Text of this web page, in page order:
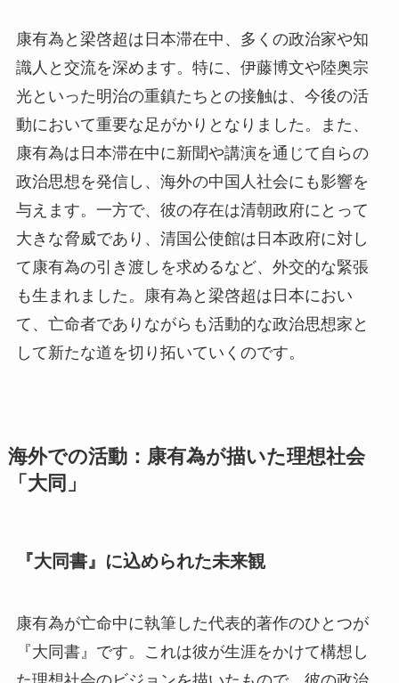
康有為と梁啓超は日本滞在中、多くの政治家や知
識人と交流を深めます。特に、伊藤博文や陸奥宗
光といった明治の重鎮たちとの接触は、今後の活
動において重要な足がかりとなりました。また、
康有為は日本滞在中に新聞や講演を通じて自らの
政治思想を発信し、海外の中国人社会にも影響を
与えます。一方で、彼の存在は清朝政府にとって
大きな脅威であり、清国公使館は日本政府に対し
て康有為の引き渡しを求めるなど、外交的な緊張
も生まれました。康有為と梁啓超は日本におい
て、亡命者でありながらも活動的な政治思想家と
して新たな道を切り拓いていくのです。
海外での活動：康有為が描いた理想社会
「大同」
『大同書』に込められた未来観
康有為が亡命中に執筆した代表的著作のひとつが
『大同書』です。これは彼が生涯をかけて構想し